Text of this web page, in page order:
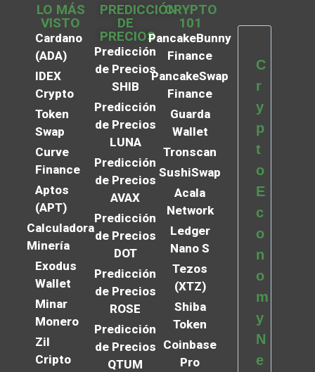
LO MÁS
VISTO
Cardano
(ADA)
IDEX
Crypto
Token
Swap
Curve
Finance
Aptos
(APT)
Calculadora
Minería
Exodus
Wallet
Minar
Monero
Zil
Cripto
PREDICCIÓN
DE
PRECIOS
Predicción
de Precios
SHIB
Predicción
de Precios
LUNA
Predicción
de Precios
AVAX
Predicción
de Precios
DOT
Predicción
de Precios
ROSE
Predicción
de Precios
QTUM
CRYPTO
101
PancakeBunny
Finance
PancakeSwap
Finance
Guarda
Wallet
Tronscan
SushiSwap
Acala
Network
Ledger
Nano S
Tezos
(XTZ)
Shiba
Token
Coinbase
Pro
C
r
y
p
t
o
E
c
o
n
o
m
y
N
e